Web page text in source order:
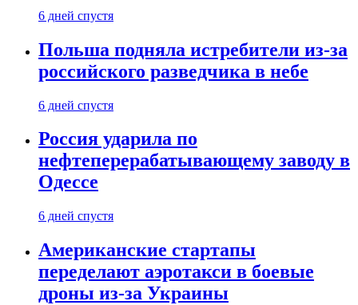
6 дней спустя
Польша подняла истребители из-за
российского разведчика в небе
6 дней спустя
Россия ударила по
нефтеперерабатывающему заводу в
Одессе
6 дней спустя
Американские стартапы
переделают аэротакси в боевые
дроны из-за Украины